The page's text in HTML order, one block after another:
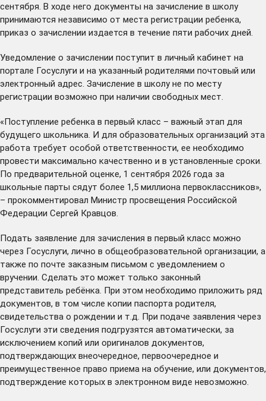
сентября. В ходе него документы на зачисление в школу
принимаются независимо от места регистрации ребенка,
приказ о зачислении издается в течение пяти рабочих дней.
Уведомление о зачислении поступит в личный кабинет на
портале Госуслуги и на указанный родителями почтовый или
электронный адрес. Зачисление в школу не по месту
регистрации возможно при наличии свободных мест.
«Поступление ребенка в первый класс – важный этап для
будущего школьника. И для образовательных организаций эта
работа требует особой ответственности, ее необходимо
провести максимально качественно и в установленные сроки.
По предварительной оценке, 1 сентября 2026 года за
школьные парты сядут более 1,5 миллиона первоклассников»,
– прокомментировал Министр просвещения Российской
Федерации Сергей Кравцов.
Подать заявление для зачисления в первый класс можно
через Госуслуги, лично в общеобразовательной организации, а
также по почте заказным письмом с уведомлением о
вручении. Сделать это может только законный
представитель ребёнка. При этом необходимо приложить ряд
документов, в том числе копии паспорта родителя,
свидетельства о рождении и т.д. При подаче заявления через
Госуслуги эти сведения подгрузятся автоматически, за
исключением копий или оригиналов документов,
подтверждающих внеочередное, первоочередное и
преимущественное право приема на обучение, или документов,
подтверждение которых в электронном виде невозможно.